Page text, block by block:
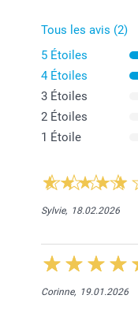
Tous les avis (2)
5 Étoiles
4 Étoiles
3 Étoiles
2 Étoiles
1 Étoile
Sylvie, 18.02.2026
Corinne, 19.01.2026